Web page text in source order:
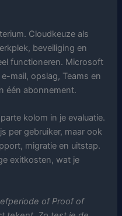
Cloudkeuze als
beveiliging en
functioneren. Microsoft
mail, opslag, Teams en
één abonnement.
kolom in je evaluatie.
per gebruiker, maar ook
migratie en uitstap.
exitkosten, wat je
of Proof of